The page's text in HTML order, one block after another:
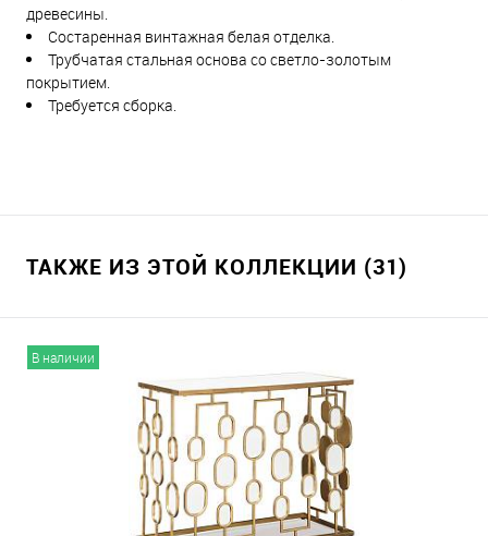
древесины.
Состаренная винтажная белая отделка.
Трубчатая стальная основа со светло-золотым
покрытием.
Требуется сборка.
ТАКЖЕ ИЗ ЭТОЙ КОЛЛЕКЦИИ (31)
В наличии